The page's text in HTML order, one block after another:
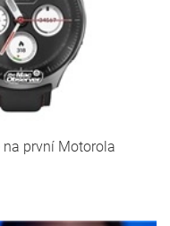
na první Motorola